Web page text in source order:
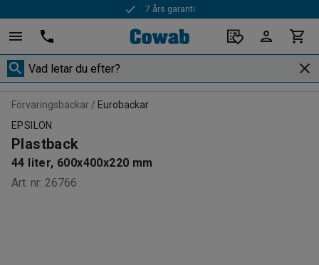
7 års garanti
Förvaringsbackar
Eurobackar
EPSILON
Plastback
44 liter, 600x400x220 mm
Art. nr: 26766